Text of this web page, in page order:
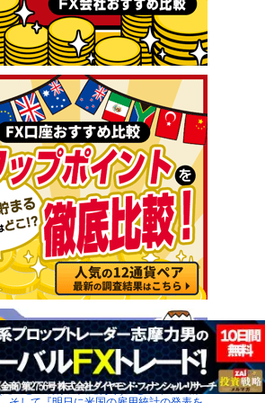
日(木)■『為替介入の影響と更なる実施への
週と週明けに実施あり)』と『イラン情